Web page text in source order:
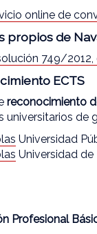
online de
propios de
749/
ECTS
reconocimiento
universitarios de
Universidad
Universidad de
Profesional